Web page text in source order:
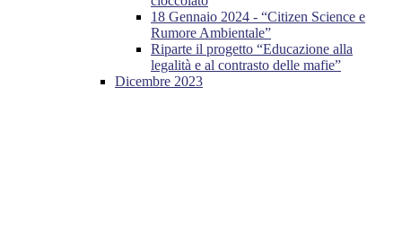
18 Gennaio 2024 - “Citizen Science e
Rumore Ambientale”
Riparte il progetto “Educazione alla
legalità e al contrasto delle mafie”
Dicembre 2023